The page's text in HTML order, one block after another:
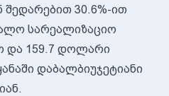
შედარებით 30.6%-ით
სარეალიზაციო
და 159.7 დოლარი
დაბალბიუჯეტიანი